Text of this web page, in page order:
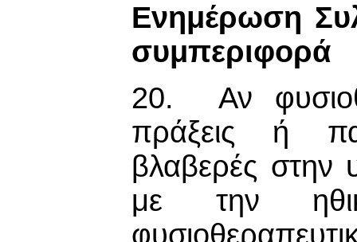
Ενημέρωση
συμπεριφορά
20. Αν
πράξεις ή
βλαβερές στην
με την